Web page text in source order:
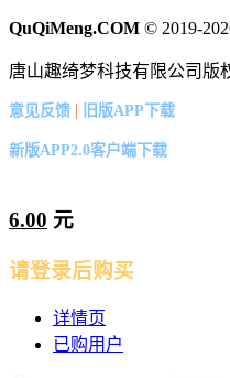
QuQiMeng.COM © 2019-
唐山趣绮梦科技有限公司版
意见反馈 | 旧版APP下载
新版APP2.0客户端下载
6.00 元
请登录后购买
详情页
已购用户